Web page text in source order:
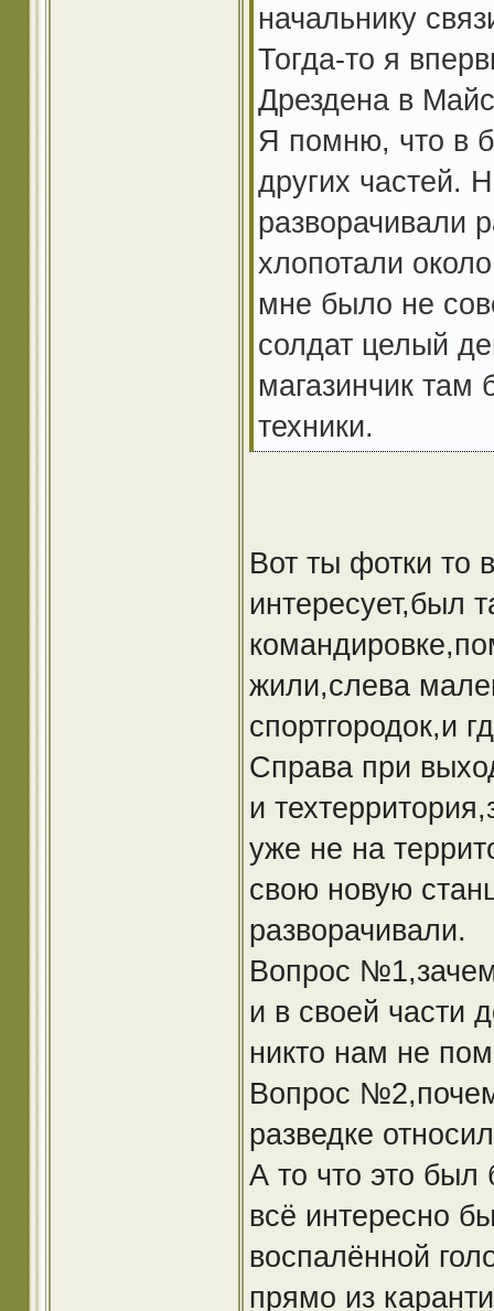
начальнику
Тогда-то я
Дрездена в
Я помню, что в
других частей.
разворачивали
хлопотали
мне было не
солдат целый
магазинчик там
техники.
Вот ты фотки то
интересует,был
жили,слева
спортгородок,и
Справа при
и
уже не на
свою новую
разворачивали.
Вопрос
и в своей части
никто нам не
Вопрос
разведке
А то что это был
всё интересно
воспалённой
прямо из